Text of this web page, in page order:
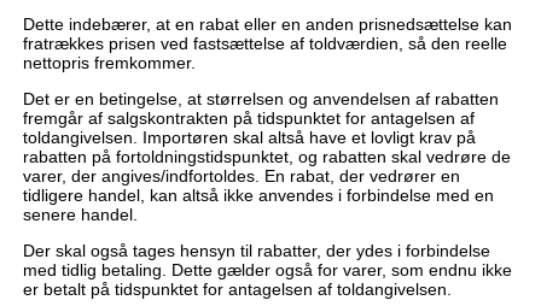
Dette indebærer, at en rabat eller en anden prisnedsættelse kan
fratrækkes prisen ved fastsættelse af toldværdien, så den reelle
nettopris fremkommer.
Det er en betingelse, at størrelsen og anvendelsen af rabatten
fremgår af salgskontrakten på tidspunktet for antagelsen af
toldangivelsen. Importøren skal altså have et lovligt krav på
rabatten på fortoldningstidspunktet, og rabatten skal vedrøre de
varer, der angives/indfortoldes. En rabat, der vedrører en
tidligere handel, kan altså ikke anvendes i forbindelse med en
senere handel.
Der skal også tages hensyn til rabatter, der ydes i forbindelse
med tidlig betaling. Dette gælder også for varer, som endnu ikke
er betalt på tidspunktet for antagelsen af toldangivelsen.